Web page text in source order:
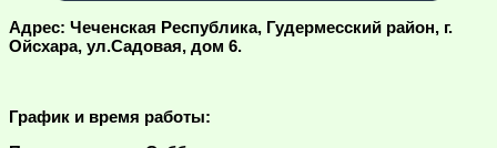
Адрес: Чеченская Республика, Гудермесский район, г.
Ойсхара, ул.Садовая, дом 6.
График и время работы: